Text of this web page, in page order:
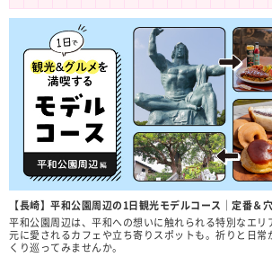
【長崎】平和公園周辺の1日観光モデルコース｜定番＆
平和公園周辺は、平和への想いに触れられる特別なエ
元に愛されるカフェや立ち寄りスポットも。祈りと日常
くり巡ってみませんか。